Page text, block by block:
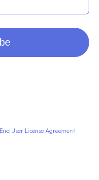
User License Agreement